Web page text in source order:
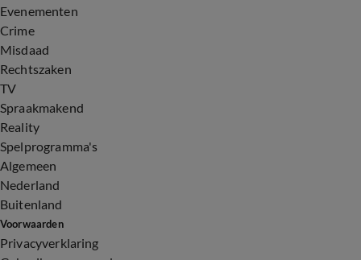
Evenementen
Crime
Misdaad
Rechtszaken
TV
Spraakmakend
Reality
Spelprogramma's
Algemeen
Nederland
Buitenland
Voorwaarden
Privacyverklaring